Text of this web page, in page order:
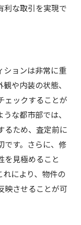
ンス
術
格検討
戦略
利に進めるた
強化
る方法
利な取引を実現で
ションは非常に重
や内装の状態、
ェックすることが
な都市部では、
るため、査定前に
です。さらに、修
を見極めること
により、物件の
映させることが可